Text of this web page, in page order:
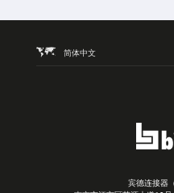
简体中文
宾德连接器